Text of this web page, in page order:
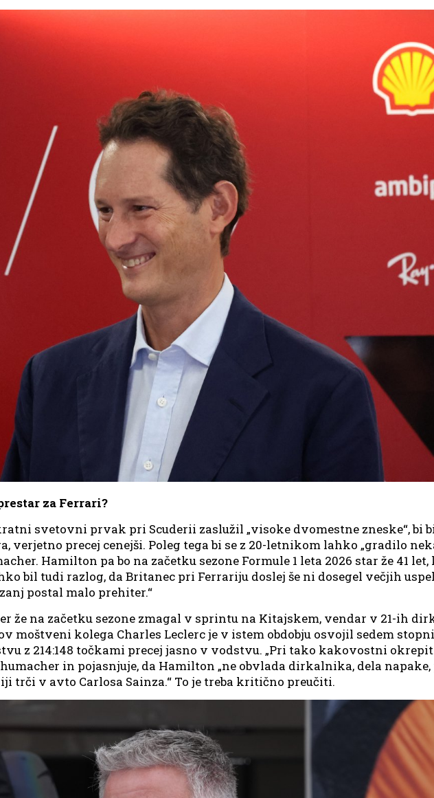
za Ferrari?
svetovni prvak pri Scuderii zaslužil „visoke dvomestne zneske“, bi
verjetno precej cenejši. Poleg tega bi se z 20-letnikom lahko „gradilo
Hamilton pa bo na začetku sezone Formule 1 leta 2026 star že 41 let,
bil tudi razlog, da Britanec pri Ferrariju doslej še ni dosegel večjih
postal malo prehiter.“
že na začetku sezone zmagal v sprintu na Kitajskem, vendar v 21-ih
moštveni kolega Charles Leclerc je v istem obdobju osvojil sedem
z 214:148 točkami precej jasno v vodstvu. „Pri tako kakovostni
in pojasnjuje, da Hamilton „ne obvlada dirkalnika, dela napake,
trči v avto Carlosa Sainza.“ To je treba kritično preučiti.